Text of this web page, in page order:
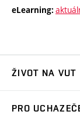
eLearning:
ŽIVOT NA VUT
PRO